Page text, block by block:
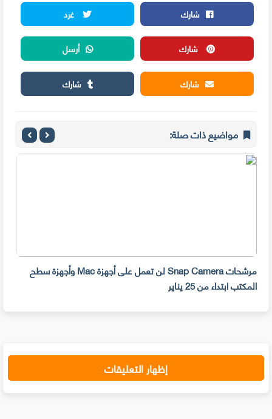
شارك
غرد
شارك
أرسل
شارك
شارك
مواضيع ذات صلة:
مرشحات Snap Camera لن تعمل على أجهزة Mac وأجهزة سطح
المكتب ابتداء من 25 يناير
إظهار التعليقات